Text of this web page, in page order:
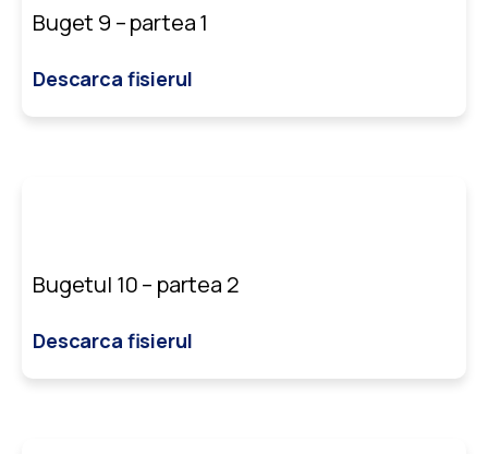
Buget 9 – partea 1
Descarca fisierul
Bugetul 10 – partea 2
Descarca fisierul